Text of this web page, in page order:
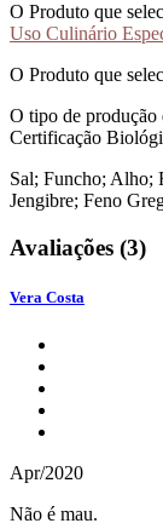
O Produto que
Uso Culinário
O Produto que
O tipo de produção
Certificação
Sal; Funcho; Alho;
Jengibre; Feno
Avaliações (3)
Vera Costa
Apr/2020
Não é mau.